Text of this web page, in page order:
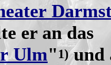
er an das
Ulm" 1)und